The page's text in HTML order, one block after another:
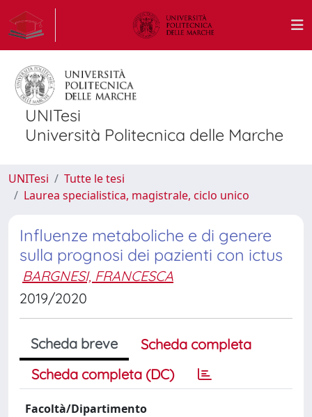
UNITesi
Università Politecnica delle Marche
UNITesi
Tutte le tesi
Laurea specialistica, magistrale, ciclo unico
Influenze metaboliche e di genere
sulla prognosi dei pazienti con ictus
BARGNESI, FRANCESCA
2019/2020
Scheda breve
Scheda completa
Scheda completa (DC)
Facoltà/Dipartimento